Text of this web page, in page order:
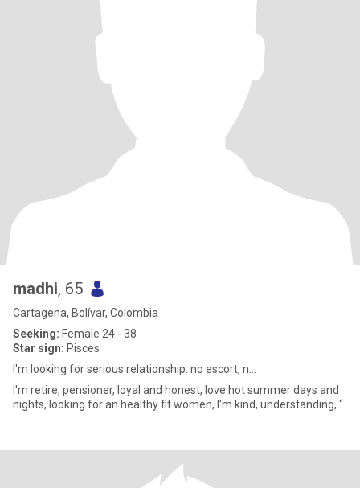
madhi, 65
Cartagena, Bolívar, Colombia
Seeking: Female 24 - 38
Star sign: Pisces
I'm looking for serious relationship: no escort, n...
I'm retire, pensioner, loyal and honest, love hot summer days and
nights, looking for an healthy fit women, I'm kind, understanding, “